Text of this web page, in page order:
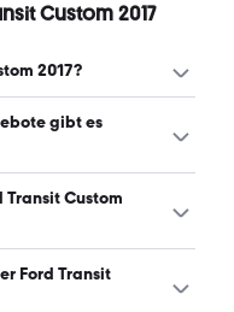
Custom 2017
2017?
Custom 2017 liegt
7.8.2026)
gibt es
bei mobile.de,
(Stand:
Custom
zwischen
Ford Transit